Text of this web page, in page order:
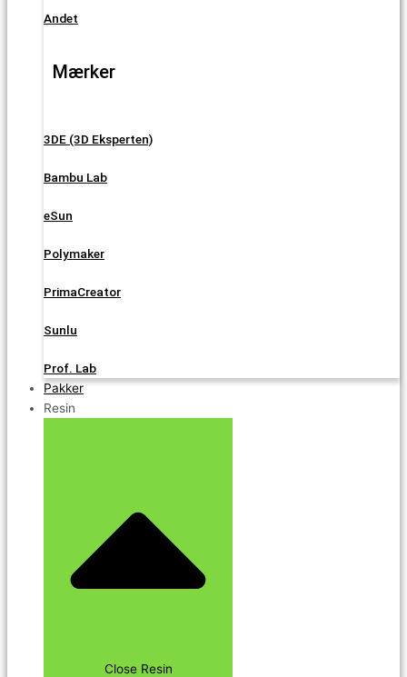
Andet
Mærker
3DE (3D Eksperten)
Bambu Lab
eSun
Polymaker
PrimaCreator
Sunlu
Prof. Lab
Pakker
Resin
Close Resin